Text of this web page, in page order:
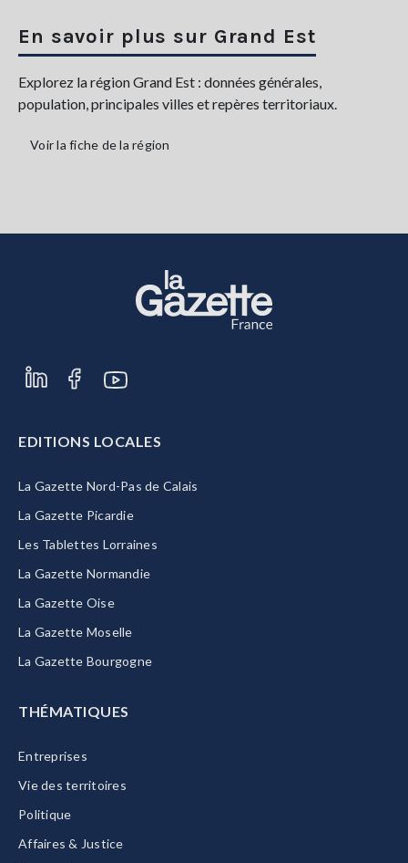
En savoir plus sur Grand Est
Explorez la région Grand Est : données générales,
population, principales villes et repères territoriaux.
Voir la fiche de la région
EDITIONS LOCALES
La Gazette Nord-Pas de Calais
La Gazette Picardie
Les Tablettes Lorraines
La Gazette Normandie
La Gazette Oise
La Gazette Moselle
La Gazette Bourgogne
THÉMATIQUES
Entreprises
Vie des territoires
Politique
Affaires & Justice